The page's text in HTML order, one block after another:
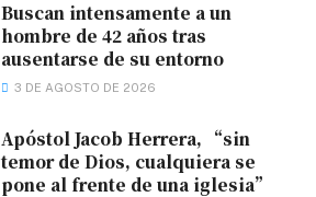
Buscan intensamente a un
hombre de 42 años tras
ausentarse de su entorno
3 DE AGOSTO DE 2026
Apóstol Jacob Herrera, “sin
temor de Dios, cualquiera se
pone al frente de una iglesia”